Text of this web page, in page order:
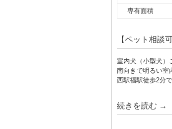
専有面積
【ペット相談
室内犬（小型犬）
南向きで明るい室
西駅福駅徒歩2分
続きを読む →